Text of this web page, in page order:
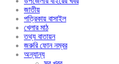
জাতীয়
পত্রিকায় বাসাইল
খেলার মাঠ
তথ্য বাতায়ন
জরুরি ফোন নম্বর
অন্যান্য